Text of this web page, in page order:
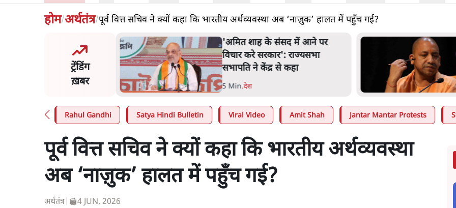
होम/अर्थतंत्र/पूर्व वित्त सचिव ने क्यों कहा कि भारतीय अर्थव्यवस्था अब ‘नाज़ुक’ हालत में पहुँच गई?
ट्रेंडिंग
ख़बर
किया जा रहा है, पर मोदी-
बोलने की हिम्मत नहीं'- राहुल
'अमित शाह के संसद में आने पर
विचार करे सरकार': राज्यसभा
सभापति ने केंद्र से कहा
5 Min.देश
Rahul Gandhi Satya Hindi Bulletin Viral Video Amit Shah Jantar Mantar Protests
पूर्व वित्त सचिव ने क्यों कहा कि भारतीय अर्थव्यवस्था
अब ‘नाज़ुक’ हालत में पहुँच गई?
अर्थतंत्र 4 JUN, 2026